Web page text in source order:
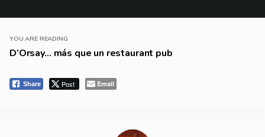
YOU ARE READING
D’Orsay… más que un restaurant pub
Share Post Email